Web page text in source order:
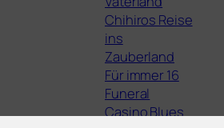
Chihiros Reise
ins
Zauberland
Für immer 16
Funeral
Casino Blues